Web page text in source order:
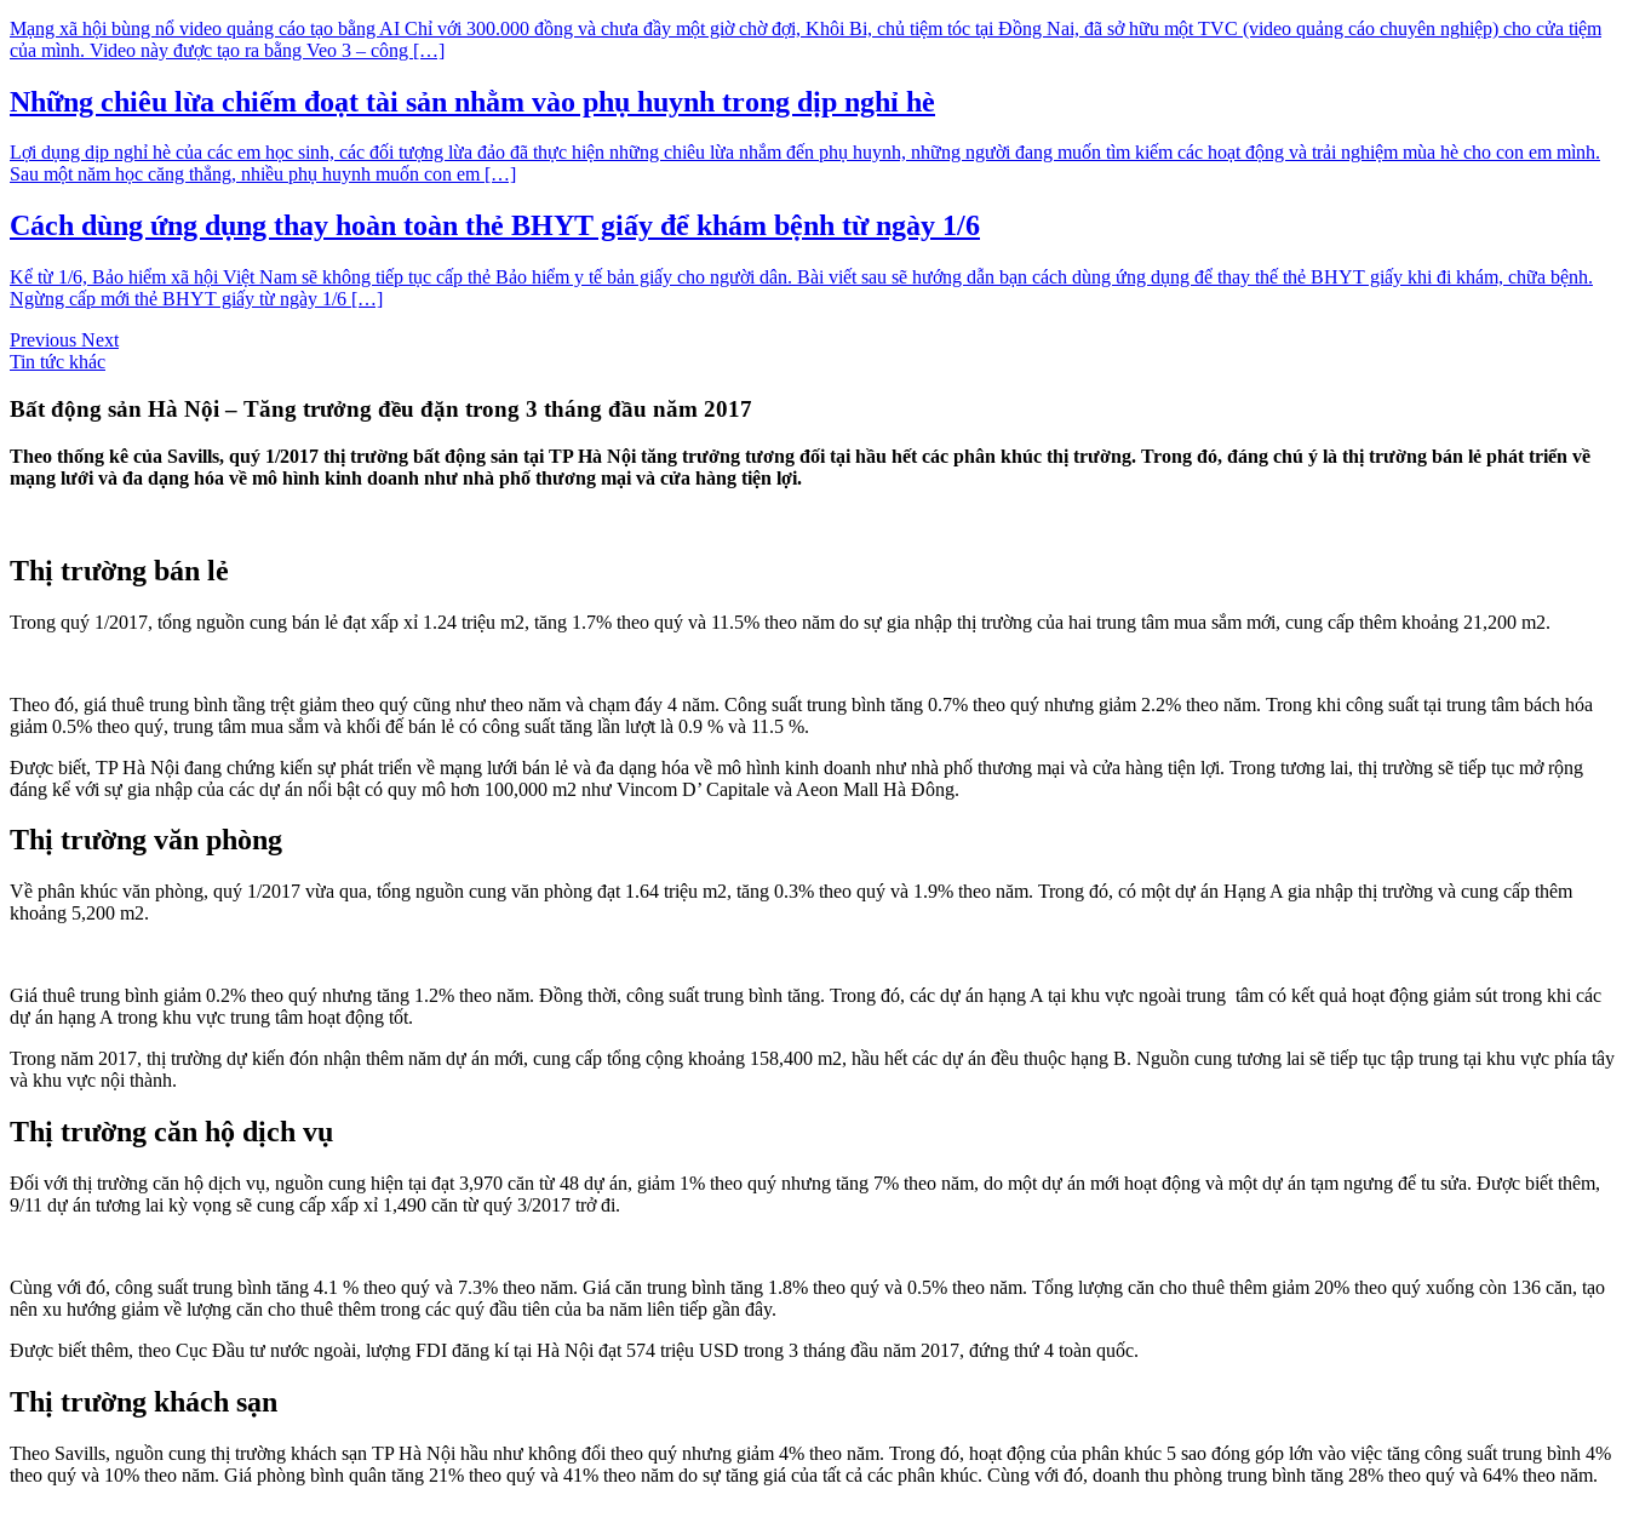
Mạng xã hội bùng nổ video quảng cáo tạo bằng AI Chỉ với 300.000 đồng và chưa đầy một giờ chờ đợi, Khôi Bi, chủ tiệm tóc tại Đồng Nai, đã sở hữu một TVC (video quảng cáo chuyên nghiệp) cho cửa tiệm
của mình. Video này được tạo ra bằng Veo 3 – công […]
Những chiêu lừa chiếm đoạt tài sản nhằm vào phụ huynh trong dịp nghỉ hè
Lợi dụng dịp nghỉ hè của các em học sinh, các đối tượng lừa đảo đã thực hiện những chiêu lừa nhắm đến phụ huynh, những người đang muốn tìm kiếm các hoạt động và trải nghiệm mùa hè cho con em mình.
Sau một năm học căng thẳng, nhiều phụ huynh muốn con em […]
Cách dùng ứng dụng thay hoàn toàn thẻ BHYT giấy để khám bệnh từ ngày 1/6
Kể từ 1/6, Bảo hiểm xã hội Việt Nam sẽ không tiếp tục cấp thẻ Bảo hiểm y tế bản giấy cho người dân. Bài viết sau sẽ hướng dẫn bạn cách dùng ứng dụng để thay thế thẻ BHYT giấy khi đi khám, chữa bệnh.
Ngừng cấp mới thẻ BHYT giấy từ ngày 1/6 […]
Previous Next
Tin tức khác
Bất động sản Hà Nội – Tăng trưởng đều đặn trong 3 tháng đầu năm 2017
Theo thống kê của Savills, quý 1/2017 thị trường bất động sản tại TP Hà Nội tăng trưởng tương đối tại hầu hết các phân khúc thị trường. Trong đó, đáng chú ý là thị trường bán lẻ phát triển về
mạng lưới và đa dạng hóa về mô hình kinh doanh như nhà phố thương mại và cửa hàng tiện lợi.
Thị trường bán lẻ
Trong quý 1/2017, tổng nguồn cung bán lẻ đạt xấp xỉ 1.24 triệu m2, tăng 1.7% theo quý và 11.5% theo năm do sự gia nhập thị trường của hai trung tâm mua sắm mới, cung cấp thêm khoảng 21,200 m2.
Theo đó, giá thuê trung bình tầng trệt giảm theo quý cũng như theo năm và chạm đáy 4 năm. Công suất trung bình tăng 0.7% theo quý nhưng giảm 2.2% theo năm. Trong khi công suất tại trung tâm bách hóa
giảm 0.5% theo quý, trung tâm mua sắm và khối đế bán lẻ có công suất tăng lần lượt là 0.9 % và 11.5 %.
Được biết, TP Hà Nội đang chứng kiến sự phát triển về mạng lưới bán lẻ và đa dạng hóa về mô hình kinh doanh như nhà phố thương mại và cửa hàng tiện lợi. Trong tương lai, thị trường sẽ tiếp tục mở rộng
đáng kể với sự gia nhập của các dự án nổi bật có quy mô hơn 100,000 m2 như Vincom D’ Capitale và Aeon Mall Hà Đông.
Thị trường văn phòng
Về phân khúc văn phòng, quý 1/2017 vừa qua, tổng nguồn cung văn phòng đạt 1.64 triệu m2, tăng 0.3% theo quý và 1.9% theo năm. Trong đó, có một dự án Hạng A gia nhập thị trường và cung cấp thêm
khoảng 5,200 m2.
Giá thuê trung bình giảm 0.2% theo quý nhưng tăng 1.2% theo năm. Đồng thời, công suất trung bình tăng. Trong đó, các dự án hạng A tại khu vực ngoài trung tâm có kết quả hoạt động giảm sút trong khi các
dự án hạng A trong khu vực trung tâm hoạt động tốt.
Trong năm 2017, thị trường dự kiến đón nhận thêm năm dự án mới, cung cấp tổng cộng khoảng 158,400 m2, hầu hết các dự án đều thuộc hạng B. Nguồn cung tương lai sẽ tiếp tục tập trung tại khu vực phía tây
và khu vực nội thành.
Thị trường căn hộ dịch vụ
Đối với thị trường căn hộ dịch vụ, nguồn cung hiện tại đạt 3,970 căn từ 48 dự án, giảm 1% theo quý nhưng tăng 7% theo năm, do một dự án mới hoạt động và một dự án tạm ngưng để tu sửa. Được biết thêm,
9/11 dự án tương lai kỳ vọng sẽ cung cấp xấp xỉ 1,490 căn từ quý 3/2017 trở đi.
Cùng với đó, công suất trung bình tăng 4.1 % theo quý và 7.3% theo năm. Giá căn trung bình tăng 1.8% theo quý và 0.5% theo năm. Tổng lượng căn cho thuê thêm giảm 20% theo quý xuống còn 136 căn, tạo
nên xu hướng giảm về lượng căn cho thuê thêm trong các quý đầu tiên của ba năm liên tiếp gần đây.
Được biết thêm, theo Cục Đầu tư nước ngoài, lượng FDI đăng kí tại Hà Nội đạt 574 triệu USD trong 3 tháng đầu năm 2017, đứng thứ 4 toàn quốc.
Thị trường khách sạn
Theo Savills, nguồn cung thị trường khách sạn TP Hà Nội hầu như không đổi theo quý nhưng giảm 4% theo năm. Trong đó, hoạt động của phân khúc 5 sao đóng góp lớn vào việc tăng công suất trung bình 4%
theo quý và 10% theo năm. Giá phòng bình quân tăng 21% theo quý và 41% theo năm do sự tăng giá của tất cả các phân khúc. Cùng với đó, doanh thu phòng trung bình tăng 28% theo quý và 64% theo năm.